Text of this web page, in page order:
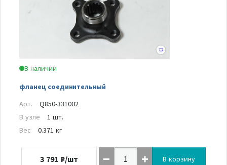
В наличии
фланец соединительный
Арт.
Q850-331002
В узле
1 шт.
Вес
0.371 кг
3 791 ₽/шт В корзину